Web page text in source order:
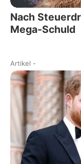
Nach
Mega-Schuld
Artikel -